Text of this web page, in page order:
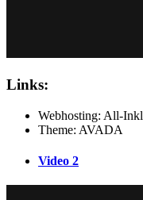
Links:
Webhosting: All-Inkl
Theme: AVADA
Video 2